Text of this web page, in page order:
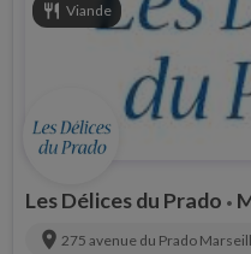
restaurant Viande
Les Délices du Prado •
location_on 275 avenue du Prado